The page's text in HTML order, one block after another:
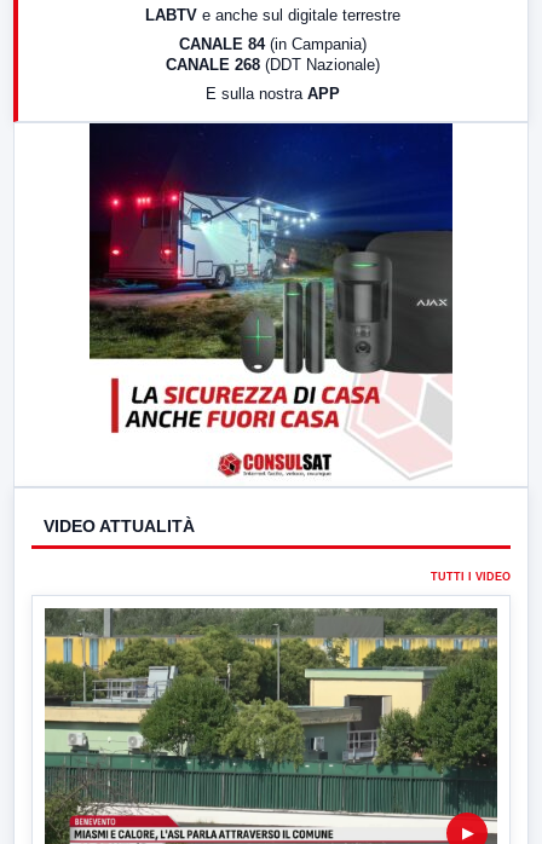
LABTV e anche sul digitale terrestre
CANALE 84 (in Campania)
CANALE 268 (DDT Nazionale)
E sulla nostra APP
VIDEO ATTUALITÀ
TUTTI I VIDEO
▶